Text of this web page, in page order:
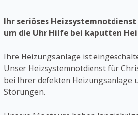
Ihr seriöses Heizsystemnotdienst
um die Uhr Hilfe bei kaputten
Ihre Heizungsanlage ist
Unser Heizsystemnotdienst für
bei Ihrer defekten Heizungsanlage
Störungen.